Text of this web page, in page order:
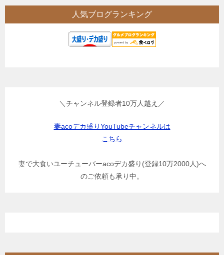
人気ブログランキング
＼チャンネル登録者10万人越え／
妻acoデカ盛りYouTubeチャンネルは
こちら
妻で大食いユーチューバーacoデカ盛り(登録10万2000人)へ
のご依頼も承り中。